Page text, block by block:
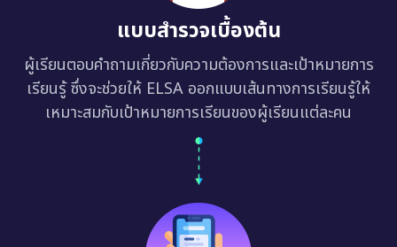
แบบสำรวจเบื้องต้น
ผู้เรียนตอบคำถามเกี่ยวกับความต้องการและเป้าหมายการ
เรียนรู้ ซึ่งจะช่วยให้ ELSA ออกแบบเส้นทางการเรียนรู้ให้
เหมาะสมกับเป้าหมายการเรียนของผู้เรียนแต่ละคน